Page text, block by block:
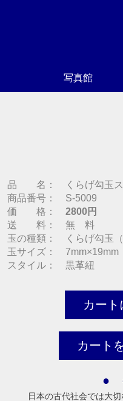
写真館
品 名： くらげ勾玉ス
商品番号： S-5009
価 格： 2800円
送 料： 無 料
玉の種類： くらげ勾玉（
玉サイズ： 7mm×19mm
スタイル： 黒革紐
●
日本の古代社会では大切